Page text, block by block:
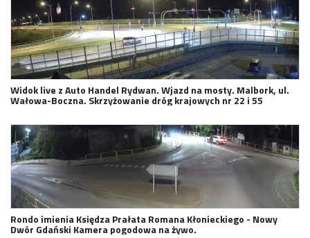
Widok live z Auto Handel Rydwan. Wjazd na mosty. Malbork, ul.
Wałowa-Boczna. Skrzyżowanie dróg krajowych nr 22 i 55
Rondo imienia Księdza Prałata Romana Kłonieckiego - Nowy
Dwór Gdański Kamera pogodowa na żywo.